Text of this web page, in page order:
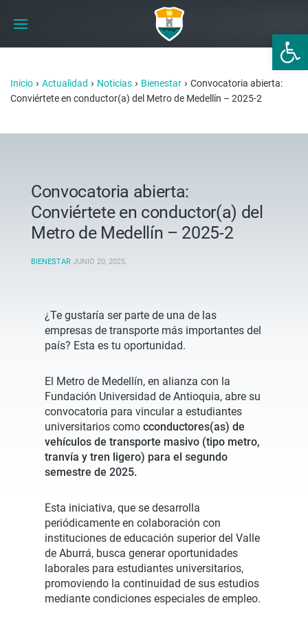
Abrir
Inicio › Actualidad › Noticias › Bienestar › Convocatoria abierta:
Conviértete en conductor(a) del Metro de Medellín – 2025-2
Convocatoria abierta:
Conviértete en conductor(a) del
Metro de Medellín – 2025-2
BIENESTAR JUNIO 20, 2025.
¿Te gustaría ser parte de una de las
empresas de transporte más importantes del
país? Esta es tu oportunidad.
El Metro de Medellín, en alianza con la
Fundación Universidad de Antioquia, abre su
convocatoria para vincular a estudiantes
universitarios como cconductores(as) de
vehículos de transporte masivo (tipo metro,
tranvía y tren ligero) para el segundo
semestre de 2025.
Esta iniciativa, que se desarrolla
periódicamente en colaboración con
instituciones de educación superior del Valle
de Aburrá, busca generar oportunidades
laborales para estudiantes universitarios,
promoviendo la continuidad de sus estudios
mediante condiciones especiales de empleo.